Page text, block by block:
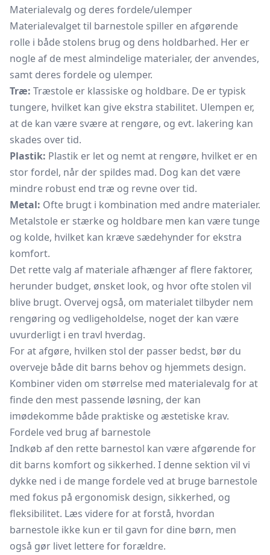
Materialevalg og deres fordele/ulemper
Materialevalget til barnestole spiller en afgørende
rolle i både stolens brug og dens holdbarhed. Her er
nogle af de mest almindelige materialer, der anvendes,
samt deres fordele og ulemper.
Træ: Træstole er klassiske og holdbare. De er typisk
tungere, hvilket kan give ekstra stabilitet. Ulempen er,
at de kan være svære at rengøre, og evt. lakering kan
skades over tid.
Plastik: Plastik er let og nemt at rengøre, hvilket er en
stor fordel, når der spildes mad. Dog kan det være
mindre robust end træ og revne over tid.
Metal: Ofte brugt i kombination med andre materialer.
Metalstole er stærke og holdbare men kan være tunge
og kolde, hvilket kan kræve sædehynderfor ekstra
komfort.
Det rette valg af materiale afhænger af flere faktorer,
herunder budget, ønsket look, og hvor ofte stolen vil
blive brugt. Overvej også, om materialet tilbyder nem
rengøring og vedligeholdelse, noget der kan være
uvurderligt i en travl hverdag.
For at afgøre, hvilken stol der passer bedst, bør du
overveje både dit barns behov og hjemmets design.
Kombiner viden om størrelse med materialevalg for at
finde den mest passende løsning, der kan
imødekomme både praktiske og æstetiske krav.
Fordele ved brug af barnestole
Indkøb af den rette barnestol kan være afgørende for
dit barns komfort og sikkerhed. I denne sektion vil vi
dykke ned i de mange fordele ved at bruge barnestole
med fokus på ergonomisk design, sikkerhed, og
fleksibilitet. Læs videre for at forstå, hvordan
barnestole ikke kun er til gavn for dine børn, men
også gør livet lettere for forældre.